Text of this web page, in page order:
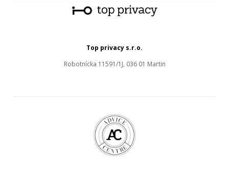
Top privacy s.r.o.
Robotnícka 11591/1J, 036 01 Martin